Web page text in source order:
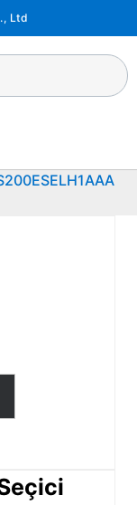
Ltd